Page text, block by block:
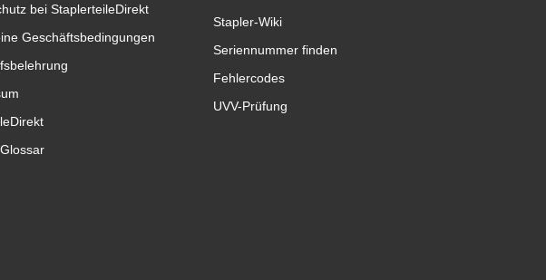
bei StaplerteileDirekt
Geschäftsbedingungen
Stapler-Wiki
Seriennummer finden
Fehlercodes
UVV-Prüfung